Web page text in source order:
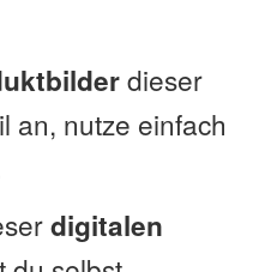
dieser
an, nutze einfach
digitalen